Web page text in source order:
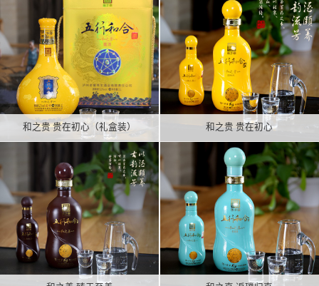
和之贵 贵在初心（礼盒装） 和之贵 贵在初心